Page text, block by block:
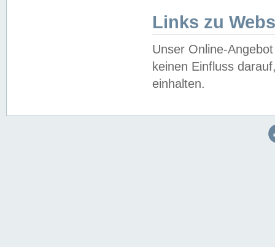
Links zu
Unser Online-
keinen Einfluss
einhalten.